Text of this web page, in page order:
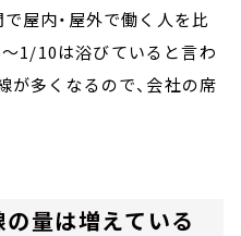
屋内・屋外で働く人を比
1/10は浴びていると言わ
が多くなるので、会社の席
量は増えている